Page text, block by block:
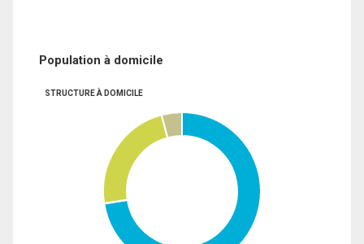
Population à domicile
STRUCTURE À DOMICILE